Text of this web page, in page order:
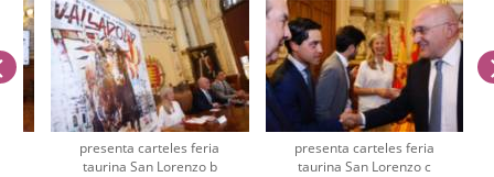
presenta carteles feria
taurina San Lorenzo b
presenta carteles feria
taurina San Lorenzo c
anterior